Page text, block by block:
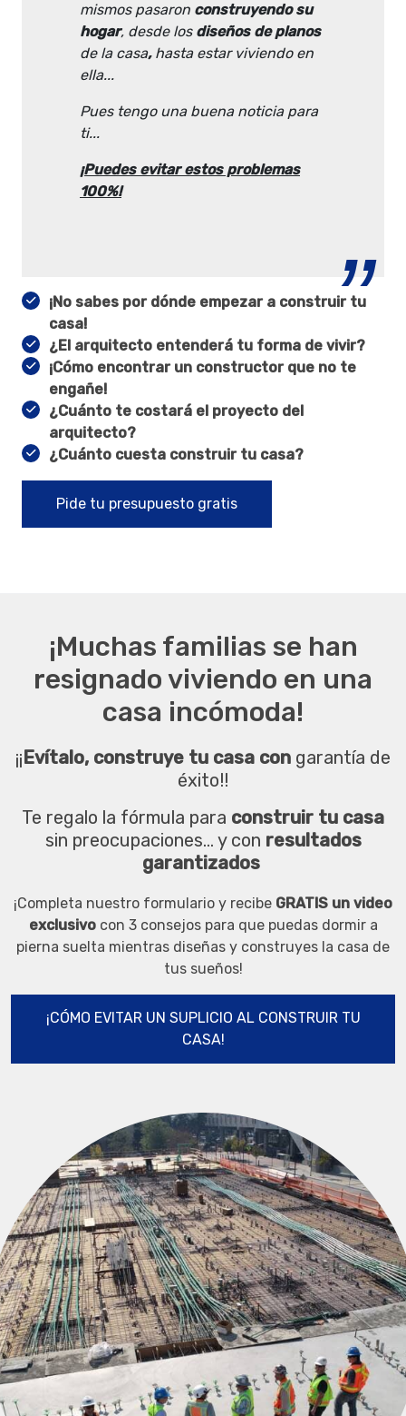
mismos pasaron construyendo su
hogar, desde los diseños de planos
de la casa, hasta estar viviendo en
ella...
Pues tengo una buena noticia para
ti...
¡Puedes evitar estos problemas
100%!
¡No sabes por dónde empezar a construir tu
casa!
¿El arquitecto entenderá tu forma de vivir?
¡Cómo encontrar un constructor que no te
engañe!
¿Cuánto te costará el proyecto del
arquitecto?
¿Cuánto cuesta construir tu casa?
Pide tu presupuesto gratis
¡Muchas familias se han
resignado viviendo en una
casa incómoda!
¡¡Evítalo, construye tu casa con garantía de
éxito!!
Te regalo la fórmula para construir tu casa
sin preocupaciones... y con resultados
garantizados
¡Completa nuestro formulario y recibe GRATIS un video
exclusivo con 3 consejos para que puedas dormir a
pierna suelta mientras diseñas y construyes la casa de
tus sueños!
¡CÓMO EVITAR UN SUPLICIO AL CONSTRUIR TU
CASA!